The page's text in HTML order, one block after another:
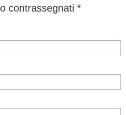
contrassegnati *